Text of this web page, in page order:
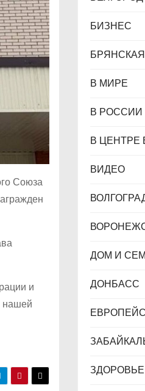
Союза
и
нашей
БИЗНЕС
В МИРЕ
В РОССИИ
В
ВИДЕО
ДОМ И
ДОНБАСС
ЗДОРОВЬЕ